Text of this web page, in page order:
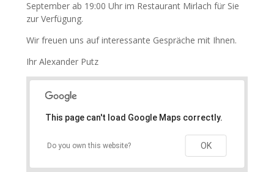
September ab 19:00 Uhr im Restaurant Mirlach für Sie
zur Verfügung.
Wir freuen uns auf interessante Gespräche mit Ihnen.
Ihr Alexander Putz
This page can't load Google Maps correctly.
Do you own this website? OK